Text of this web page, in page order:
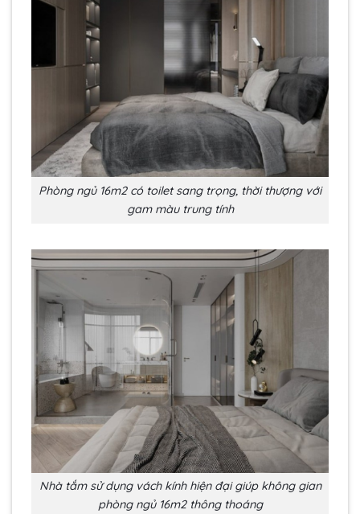
Phòng ngủ 16m2 có toilet sang trọng, thời thượng với
gam màu trung tính
Nhà tắm sử dụng vách kính hiện đại giúp không gian
phòng ngủ 16m2 thông thoáng